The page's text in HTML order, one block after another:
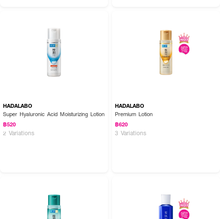
HADALABO
Super Hyaluronic Acid Moisturizing Lotion
฿520
2 Variations
HADALABO
Premium Lotion
฿620
3 Variations